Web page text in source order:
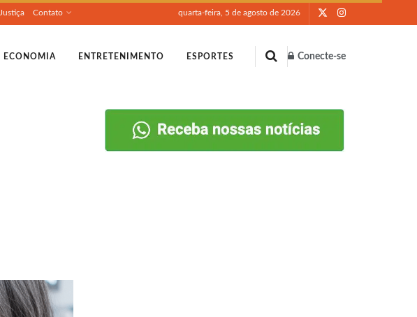
Justiça Contato quarta-feira, 5 de agosto de 2026
ECONOMIA ENTRETENIMENTO ESPORTES Conecte-se